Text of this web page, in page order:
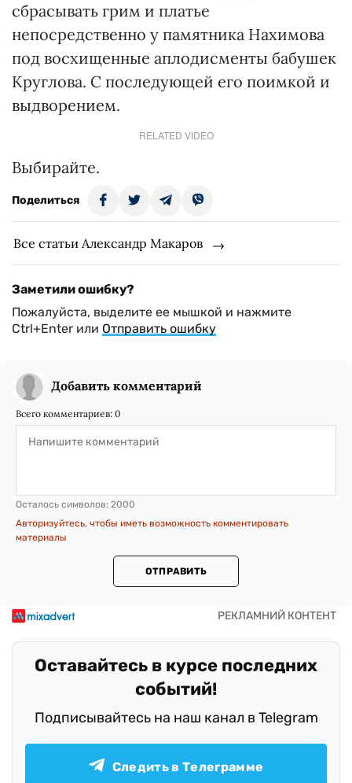
сбрасывать грим и платье
непосредственно у памятника Нахимова
под восхищенные аплодисменты бабушек
Круглова. С последующей его поимкой и
выдворением.
RELATED VIDEO
Выбирайте.
Поделиться
Все статьи Александр Макаров
Заметили ошибку?
Пожалуйста, выделите ее мышкой и нажмите
Ctrl+Enter или Отправить ошибку
Добавить комментарий
Всего комментариев: 0
Осталось символов: 2000
Авторизуйтесь, чтобы иметь возможность комментировать
материалы
ОТПРАВИТЬ
Оставайтесь в курсе последних
событий!
Подписывайтесь на наш канал в Telegram
Следить в Телеграмме